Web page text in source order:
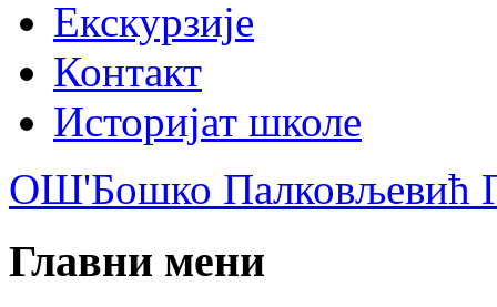
Екскурзије
Контакт
Историјат школе
ОШ'Бошко Палковљевић
Главни мени